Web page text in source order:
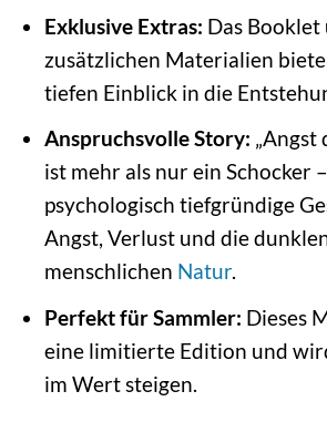
Exklusive Extras: Das Booklet
zusätzlichen Materialien
tiefen Einblick in die
Anspruchsvolle Story: „Angst
ist mehr als nur ein Schocker
psychologisch tiefgründige
Angst, Verlust und die
menschlichen Natur.
Perfekt für Sammler: Dieses
eine limitierte Edition und
im Wert steigen.